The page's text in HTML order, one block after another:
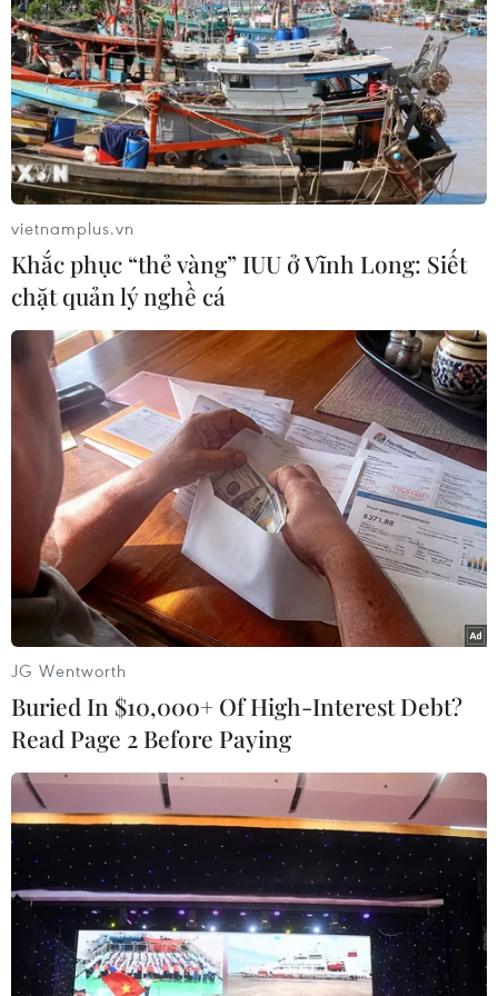
Những 'điểm đen' giao thông trên
tuyến Quốc lộ 6 tại Sơn La
23/09/2019 03:49
Do đặc thù địa hình vùng cao, đèo dốc quanh co, trên
tuyến đường xuất hiện nhiều “điểm đen” tiềm ẩn nguy
cơ tai nạn giao thông, nhất là đoạn đi qua huyện Vân
Hồ chỉ 22km nhưng có tới 12 điểm.
Nhiều “điểm đen” tiềm ẩn nguy cơ tai nạn
vietnamplus.vn
Khắc phục “thẻ vàng” IUU ở Vĩnh Long: Siết
chặt quản lý nghề cá
JG Wentworth
Buried In $10,000+ Of High-Interest Debt?
Read Page 2 Before Paying